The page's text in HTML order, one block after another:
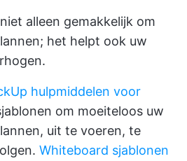
alleen gemakkelijk om
het helpt ook uw
hulpmiddelen voor
om moeiteloos uw
uit te voeren, te
Whiteboard sjablonen